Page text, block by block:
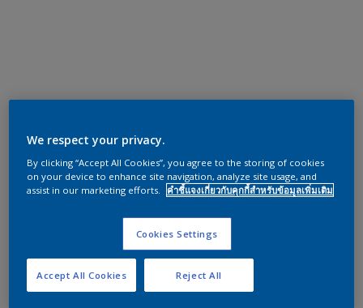
We respect your privacy.
By clicking “Accept All Cookies”, you agree to the storing of cookies
on your device to enhance site navigation, analyze site usage, and
assist in our marketing efforts.
คำชี้แจงเกี่ยวกับคุกกี้สำหรับข้อมูลเพิ่มเติม
Cookies Settings
Reject All
Accept All Cookies